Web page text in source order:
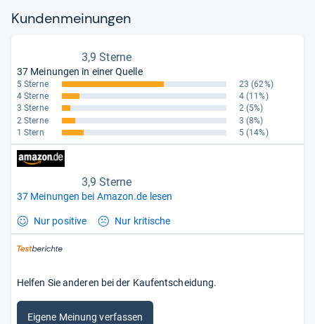
Kun­den­mei­nun­gen
3,9 Sterne
37 Meinungen in einer Quelle
5 Sterne 23 (62%)
4 Sterne
4 (11%)
3 Sterne
2 (5%)
2 Sterne
3 (8%)
1 Stern
5 (14%)
3,9 Sterne
37 Meinungen bei Amazon.de lesen
Nur positive Nur kritische
Helfen Sie anderen bei der Kaufentscheidung.
Eigene Meinung verfassen